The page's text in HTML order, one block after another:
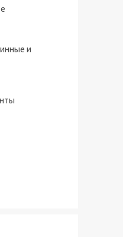
(тип А)
с
(тип В)
и